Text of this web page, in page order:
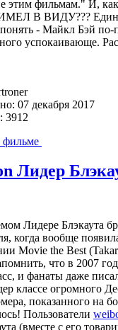
этим фильмам." И,
В ВИДУ???
- Майкл Бэй
успокаивающе.
07 декабря 2017
3912
фильме
Лидер
Лидере Блэкаута
когда вообще
Movie the Best
что в 2007
и фанаты даже
классе огромного
показанного на
Пользователи
(вместе с его